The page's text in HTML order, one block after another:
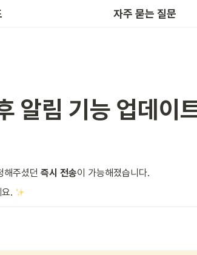
자주 묻는 질문
용법
알림 기능 업데이
해주셨던 즉시 전송이 가능해졌습니다.
.